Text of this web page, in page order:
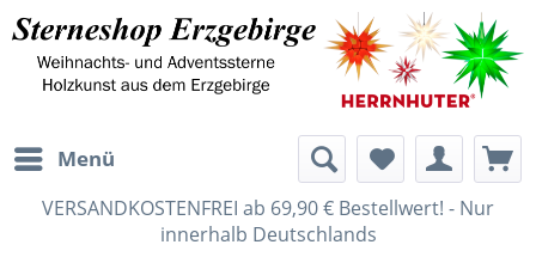
Menü
VERSANDKOSTENFREI ab 69,90 € Bestellwert! - Nur
innerhalb Deutschlands